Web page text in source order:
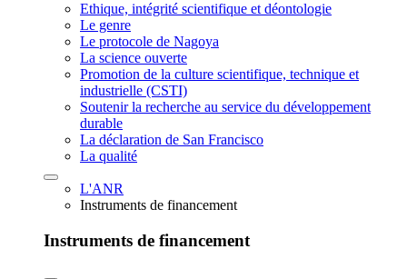
Ethique, intégrité scientifique et déontologie
Le genre
Le protocole de Nagoya
La science ouverte
Promotion de la culture scientifique, technique et
industrielle (CSTI)
Soutenir la recherche au service du développement
durable
La déclaration de San Francisco
La qualité
L'ANR
Instruments de financement
Instruments de financement